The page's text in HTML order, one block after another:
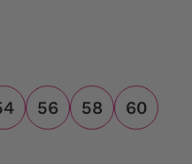
56 58 60